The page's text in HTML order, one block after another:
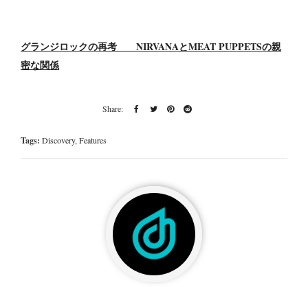
グランジロックの再考 NIRVANAとMEAT PUPPETSの親
密な関係
Tags: Discovery,Features